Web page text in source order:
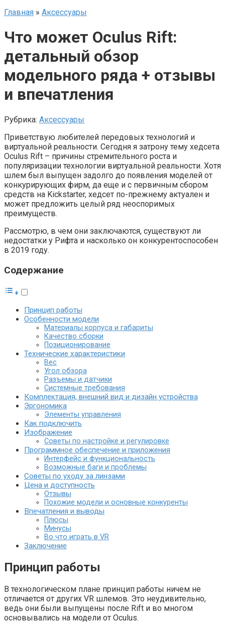
Главная » Аксессуары
Что может Oculus Rift:
детальный обзор
модельного ряда + отзывы
и впечатления
Рубрика: Аксессуары
Приветствую любителей передовых технологий и
виртуальной реальности. Сегодня я затрону тему хедсета
Oculus Rift – причины стремительного роста и
популяризации технологии виртуальной реальности. Хотя
шлем был выпущен задолго до появления моделей от
конкурирующих фирм, да еще и с первичным сбором
средств на Kickstarter, хедсет по-прежнему актуален и
может предложить целый ряд неоспоримых
преимуществ.
Рассмотрю, в чем они заключаются, существуют ли
недостатки у Рифта и насколько он конкурентоспособен
в 2019 году.
Содержание
Принцип работы
Особенности модели
Материалы корпуса и габариты
Качество сборки
Позиционирование
Технические характеристики
Вес
Угол обзора
Разъемы и датчики
Системные требования
Комплектация, внешний вид и дизайн устройства
Эргономика
Элементы управления
Как подключить
Изображение
Советы по настройке и регулировке
Программное обеспечение и приложения
Интерфейс и функциональность
Возможные баги и проблемы
Советы по уходу за линзами
Цена и доступность
Отзывы
Похожие модели и основные конкуренты
Впечатления и выводы
Плюсы
Минусы
Во что играть в VR
Заключение
Принцип работы
В технологическом плане принцип работы ничем не
отличается от других VR шлемов. Это неудивительно,
ведь они были выпущены после Rift и во многом
основывались на модели от Oculus.